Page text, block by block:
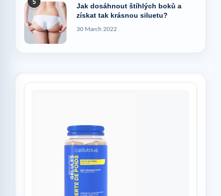
5
Jak dosáhnout štíhlých boků a
získat tak krásnou siluetu?
30 March 2022